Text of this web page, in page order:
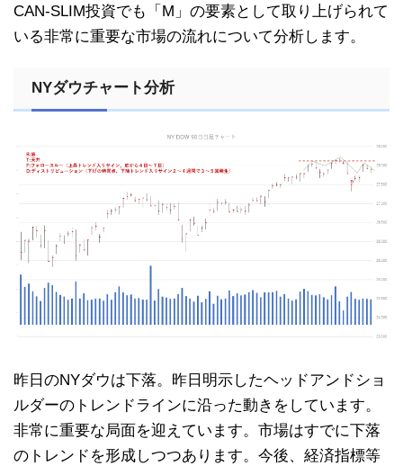
CAN-SLIM投資でも「M」の要素として取り上げられて
いる非常に重要な市場の流れについて分析します。
NYダウチャート分析
昨日のNYダウは下落。昨日明示したヘッドアンドショ
ルダーのトレンドラインに沿った動きをしています。
非常に重要な局面を迎えています。市場はすでに下落
のトレンドを形成しつつあります。今後、経済指標等